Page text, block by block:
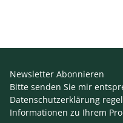
Newsletter Abonnieren
Bitte senden Sie mir
Datenschutzerklärung
Informationen zu Ihrem